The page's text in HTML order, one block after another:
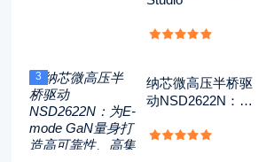
3
纳芯微高压半桥驱
动NSD2622N：为
打造高可靠性、高